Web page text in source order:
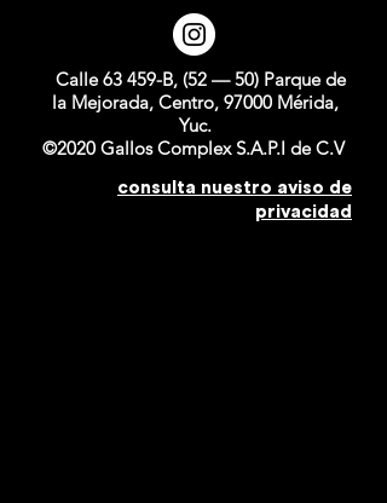
Calle 63 459-B, (52 — 50) Parque de
la Mejorada, Centro, 97000 Mérida,
Yuc.
©2020 Gallos Complex S.A.P.I de C.V
consulta nuestro aviso de
privacidad